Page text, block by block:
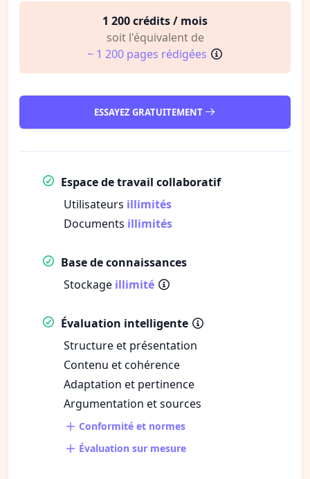
1 200 crédits / mois
soit l'équivalent de
~ 1 200 pages rédigées
ESSAYEZ GRATUITEMENT
Espace de travail collaboratif
Utilisateurs illimités
Documents illimités
Base de connaissances
Stockage illimité
Évaluation intelligente
Structure et présentation
Contenu et cohérence
Adaptation et pertinence
Argumentation et sources
Conformité et normes
Évaluation sur mesure